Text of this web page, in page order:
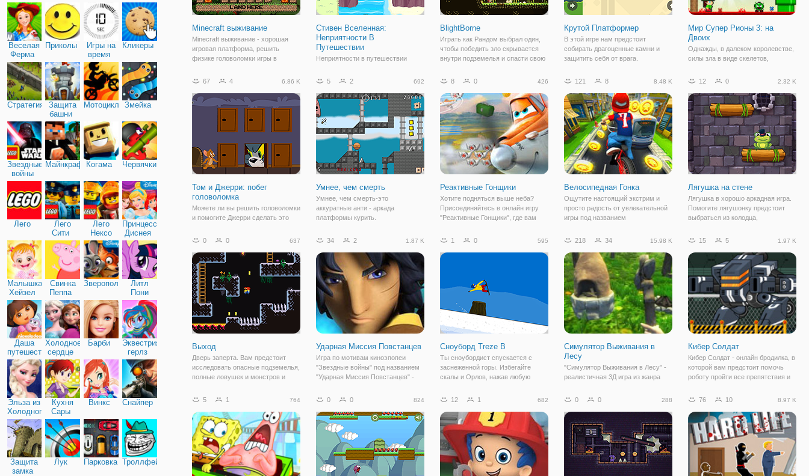
Веселая
Ферма
Приколы
Игры на
время
Кликеры
Стратегия
Защита
башни
МотоциклыЗмейка
Звездные
войны
МайнкрафтКогама Червячки
Лего
Лего
Сити
Лего
Нексо
Найтс
Принцессы
Диснея
Малышка
Хейзел
Свинка
Пеппа
Зверополис
Литл
Пони
Дружба
Даша
путешественница
Холодное
сердце
Барби
Эквестрия
герлз
Эльза из
Холодного
сердца
Кухня
Сары
Винкс Снайпер
Защита
замка
Лук Парковка Троллфейс
Minecraft выживание
Minecraft выживание - хорошая
игровая платформа, решить
физике головоломки игры в
чтобы помочь безопасно Стив
платформу. Использовать мышь,
чтобы
Стивен Вселенная:
Неприятности В
Путешествии
Неприятности в путешествии
удивительные приключения на
исследовать таинственные
острова в поисках пончиков. Он
должен найти и получить их, но
это не будет легко.
BlightBorne
Играть как Рандом выбрал один,
чтобы победить зло скрывается
внутри подземелья и спасти свою
артефакт, который может принести
их жителей. BlightBorne является
Крутой Платформер
В этой игре нам предстоит
собирать драгоценные камни и
защитить себя от врага.
Мир Супер Рионы 3: на
Двоих
Однажды, в далеком королевстве,
силы зла в виде скелетов,
принцессу. Теперь персонажам
принцессы, в онлайн игре "Мир
Супер Рионы 3: на Двоих". Это
67 4 6.86 K
Том и Джерри: побег
головоломка
Можете ли вы решить головоломки
и помогите Джерри сделать это
тянешь свой путь через десять
собрать сыр и не попасться на
том! Помогите Джерри пройти все
5 2 692
Умнее, чем смерть
Умнее, чем смерть-это
аккуратные анти - аркада
платформы курить.
8 0 426
Реактивные Гонщики
Хотите подняться выше неба?
Присоединяйтесь в онлайн игру
"Реактивные Гонщики", где вам
пилот. Ведь под вашим
мультфильма "Самолеты" и ваша
121 8 8.48 K
Велосипедная Гонка
Ощутите настоящий экстрим и
просто радость от увлекательной
игры под названием
будете кататься по улицам города
устраивать самые удивительные
трюки. Игра
12 0 2.32 K
Лягушка на стене
Лягушка в хорошо аркадная игра.
Помогите лягушонку предстоит
выбраться из колодца,
платформе 250.
0 0 637
Выход
Дверь заперта. Вам предстоит
исследовать опасные подземелья,
полные ловушек и монстров и
камни, чтобы открыть дверь и
34 2 1.87 K
Ударная Миссия Повстанцев
Игра по мотивам киноэпопеи
"Звездные войны" под названием
"Ударная Миссия Повстанцев" -
которой каждый может
галактики. Здесь вы отправитесь
на выполнение миссии
1 0 595
Сноуборд Treze В
Ты сноубордист спускается с
заснеженной горы. Избегайте
скалы и Орлов, нажав любую
сенсорного экрана Вашего
прыгать. Поймать звезды, чтобы
собирать
218 34 15.98 K
Симулятор Выживания в
Лесу
"Симулятор Выживания в Лесу" -
реалистичная 3Д игра из жанра
оказались в лесу, в одиночку, с
Ах да, на дворе зомби-
апокалипсис. А значит,
многочисленные
15 5 1.97 K
Кибер Солдат
Кибер Солдат - онлайн бродилка, в
которой вам предстоит помочь
роботу пройти все препятствия и
это не так просто, ведь на
ловушек, а ваша задача
заключается в
5 1 764 0 0 824 12 1 682 0 0 288 76 10 8.97 K